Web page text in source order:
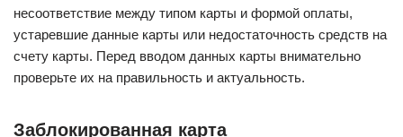
несоответствие между типом карты и формой оплаты,
устаревшие данные карты или недостаточность средств на
счету карты. Перед вводом данных карты внимательно
проверьте их на правильность и актуальность.
Заблокированная карта